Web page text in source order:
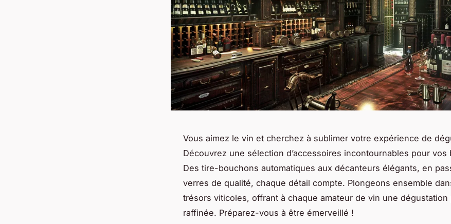
Vous aimez le vin et cherchez à sublimer votre expérience de
Découvrez une sélection d’accessoires incontournables pour vos
Des tire-bouchons automatiques aux décanteurs élégants, en
verres de qualité, chaque détail compte. Plongeons ensemble
trésors viticoles, offrant à chaque amateur de vin une dégustation
raffinée. Préparez-vous à être émerveillé !